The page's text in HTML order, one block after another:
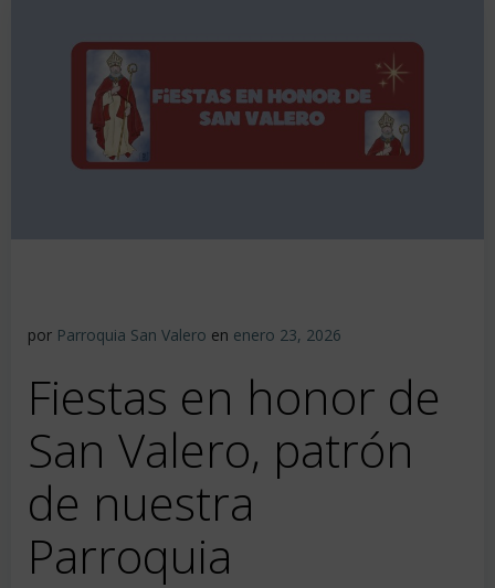
por Parroquia San Valero en enero 23, 2026
Fiestas en honor de
San Valero, patrón
de nuestra
Parroquia